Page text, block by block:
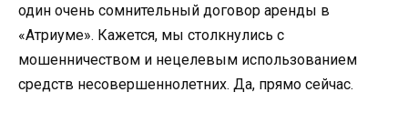
один очень сомнительный договор аренды в
«Атриуме». Кажется, мы столкнулись с
мошенничеством и нецелевым использованием
средств несовершеннолетних. Да, прямо сейчас.